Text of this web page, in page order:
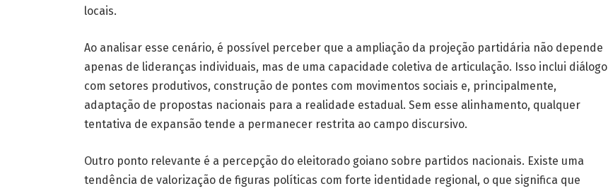
locais.
Ao analisar esse cenário, é possível perceber que a ampliação da projeção partidária não depende
apenas de lideranças individuais, mas de uma capacidade coletiva de articulação. Isso inclui diálogo
com setores produtivos, construção de pontes com movimentos sociais e, principalmente,
adaptação de propostas nacionais para a realidade estadual. Sem esse alinhamento, qualquer
tentativa de expansão tende a permanecer restrita ao campo discursivo.
Outro ponto relevante é a percepção do eleitorado goiano sobre partidos nacionais. Existe uma
tendência de valorização de figuras políticas com forte identidade regional, o que significa que